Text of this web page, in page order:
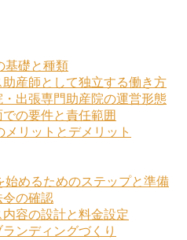
基礎と種類
産師として独立する働き方
出張専門助産院の運営形態
の要件と責任範囲
メリットとデメリット
始めるためのステップと準備
令の確認
内容の設計と料金設定
ランディングづくり